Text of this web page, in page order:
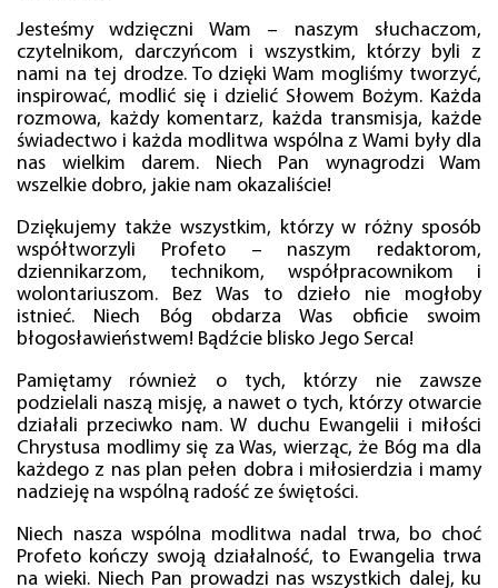
Jesteśmy wdzięczni Wam – naszym słuchaczom,
czytelnikom, darczyńcom i wszystkim, którzy byli z
nami na tej drodze. To dzięki Wam mogliśmy tworzyć,
inspirować, modlić się i dzielić Słowem Bożym. Każda
rozmowa, każdy komentarz, każda transmisja, każde
świadectwo i każda modlitwa wspólna z Wami były dla
nas wielkim darem. Niech Pan wynagrodzi Wam
wszelkie dobro, jakie nam okazaliście!
Dziękujemy także wszystkim, którzy w różny sposób
współtworzyli Profeto – naszym redaktorom,
dziennikarzom, technikom, współpracownikom i
wolontariuszom. Bez Was to dzieło nie mogłoby
istnieć. Niech Bóg obdarza Was obficie swoim
błogosławieństwem! Bądźcie blisko Jego Serca!
Pamiętamy również o tych, którzy nie zawsze
podzielali naszą misję, a nawet o tych, którzy otwarcie
działali przeciwko nam. W duchu Ewangelii i miłości
Chrystusa modlimy się za Was, wierząc, że Bóg ma dla
każdego z nas plan pełen dobra i miłosierdzia i mamy
nadzieję na wspólną radość ze świętości.
Niech nasza wspólna modlitwa nadal trwa, bo choć
Profeto kończy swoją działalność, to Ewangelia trwa
na wieki. Niech Pan prowadzi nas wszystkich dalej, ku